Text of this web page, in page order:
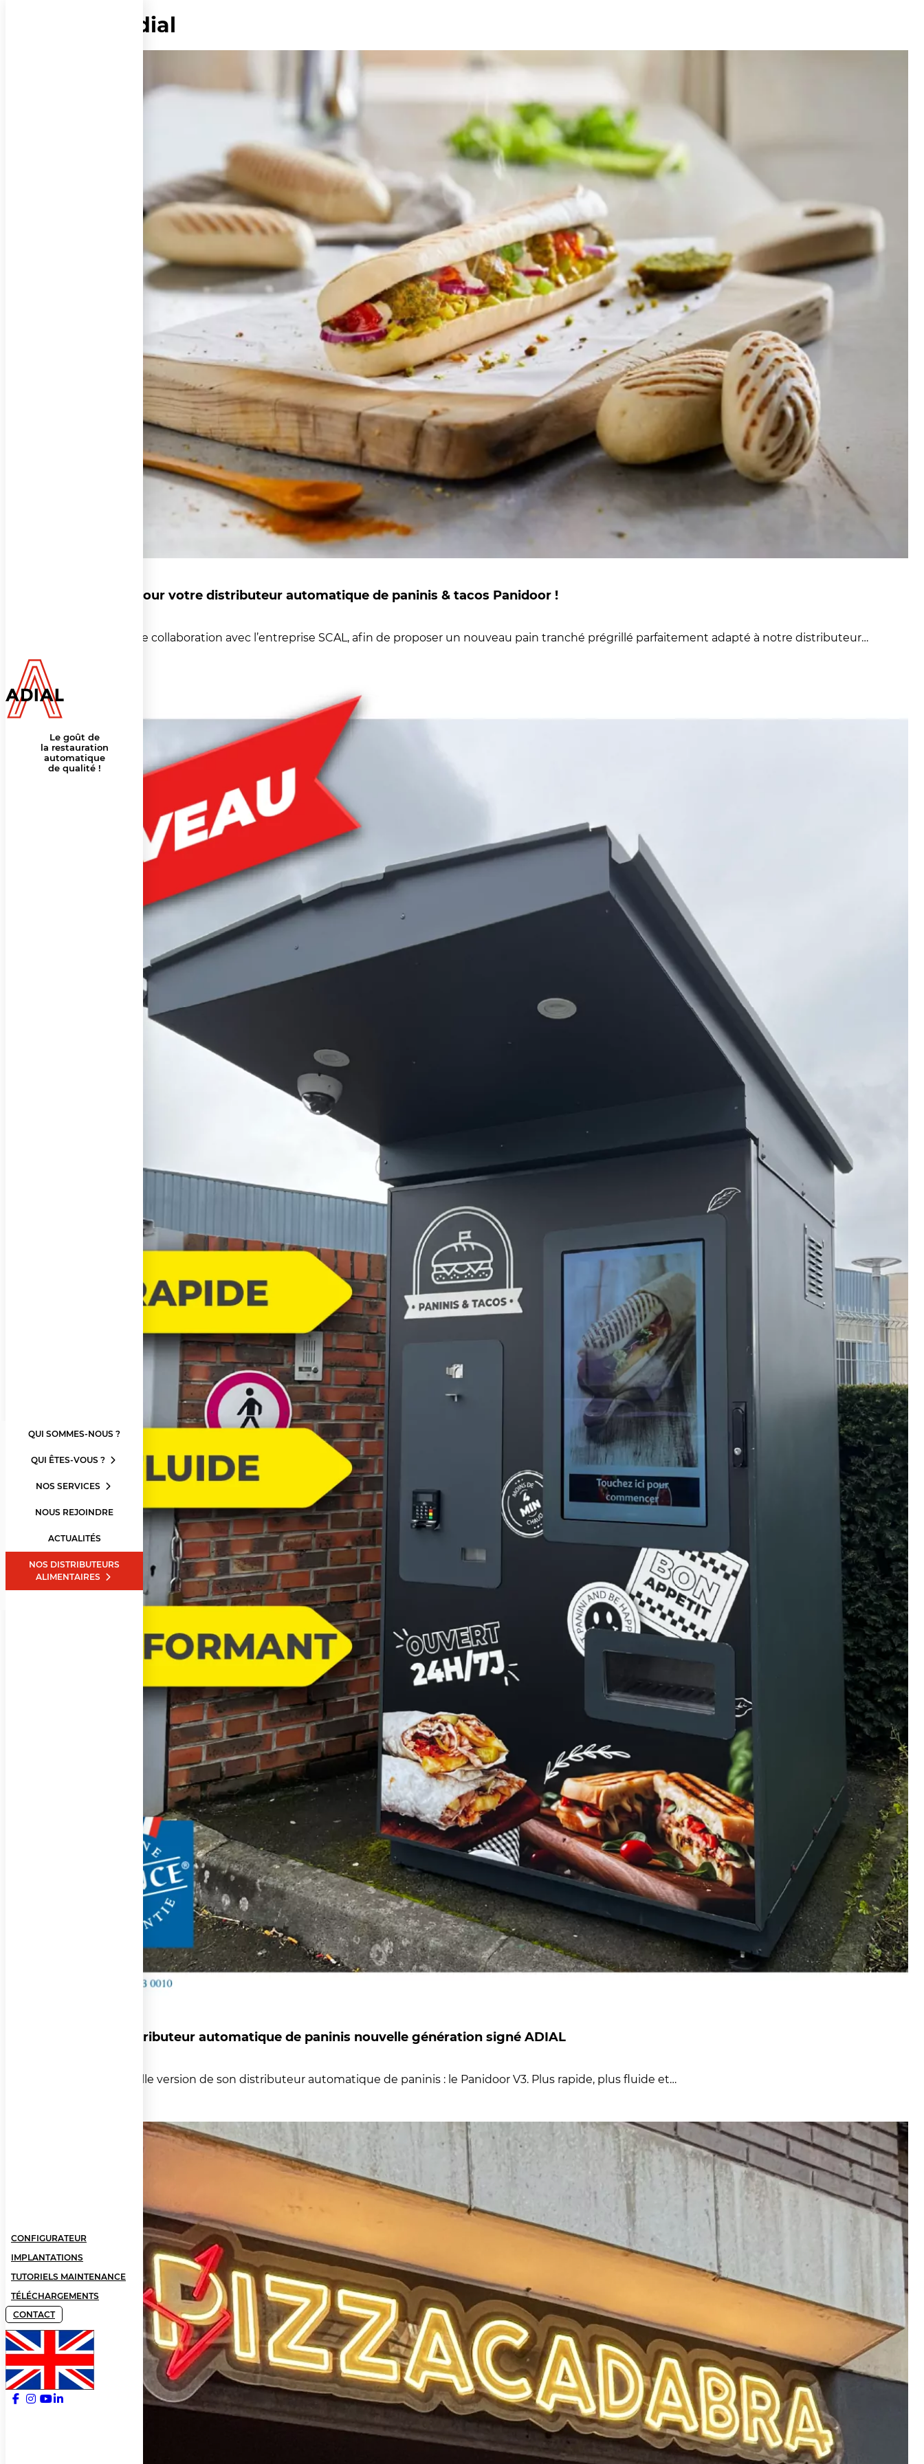
Le goût de
la restauration
automatique
de qualité !
QUI SOMMES-NOUS ?
QUI ÊTES-VOUS ?
NOS SERVICES
NOUS REJOINDRE
ACTUALITÉS
NOS DISTRIBUTEURS
ALIMENTAIRES
CONFIGURATEUR
IMPLANTATIONS
TUTORIELS MAINTENANCE
TÉLÉCHARGEMENTS
CONTACT
adial
Des pains parfaits pour votre distributeur automatique de paninis & tacos Panidoor !
Nous poursuivons notre collaboration avec l’entreprise SCAL, afin de proposer un nouveau pain tranché prégrillé parfaitement adapté à notre distributeur…
Panidoor V3 : le distributeur automatique de paninis nouvelle génération signé ADIAL
ADIAL dévoile la nouvelle version de son distributeur automatique de paninis : le Panidoor V3. Plus rapide, plus fluide et…